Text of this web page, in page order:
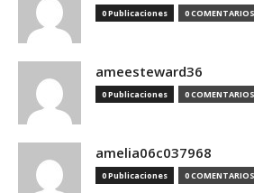
0 Publicaciones 0 COMENTARIOS
ameesteward36
0 Publicaciones 0 COMENTARIOS
amelia06c037968
0 Publicaciones 0 COMENTARIOS